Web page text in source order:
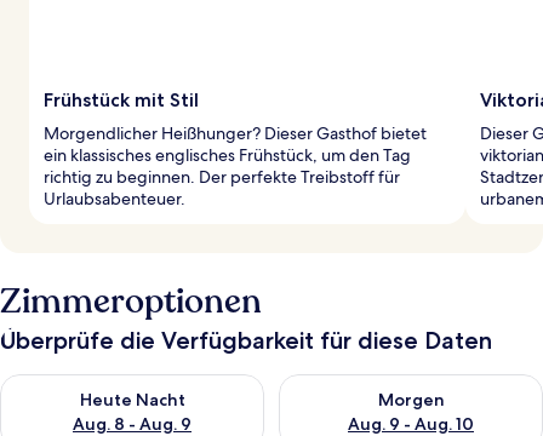
Frühstück mit Stil
Morgendlicher Heißhunger? Dieser Gasthof bietet
ein klassisches englisches Frühstück, um den Tag
richtig zu beginnen. Der perfekte Treibstoff für
Urlaubsabenteuer.
Dieser
Zimmeroptionen
Überprüfe die Verfügbarkeit für diese Daten
Heute Nacht
Aug. 8 - Aug. 9
Überprüfe die Verfügbarkeit für heute Nacht, Aug. 8 - Aug. 9.
Morgen
Aug. 9 - Aug. 10
Überprüfe die Verfügbarkeit